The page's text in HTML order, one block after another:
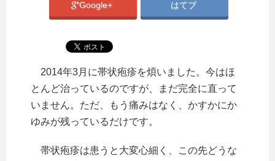
Google+ はてブ
2014年3月に帯状疱疹を煩いました。今はほ
とんど治っているのですが、まだ完全に直って
いません。ただ、もう痛みはなく、かすかにか
ゆみが残っているだけです。
帯状疱疹は患うと大変心細く、この先どうな